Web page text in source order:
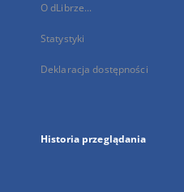
O dLibrze...
Statystyki
Deklaracja dostępności
Historia przeglądania